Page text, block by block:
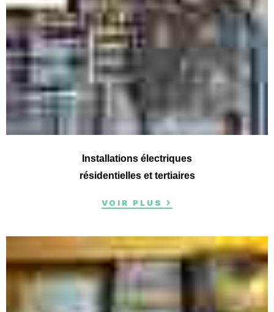
Installations électriques
résidentielles et tertiaires
VOIR PLUS